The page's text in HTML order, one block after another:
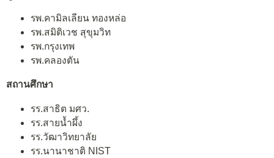
รพ.คามิลเลียน ทองหล่อ
รพ.สมิติเวช สุขุมวิท
รพ.กรุงเทพ
รพ.คลองตัน
สถานศึกษา
รร.สาธิต มศว.
รร.สายน้ำผึ้ง
รร.วัฒาวิทยาลัย
รร.นานาชาติ NIST